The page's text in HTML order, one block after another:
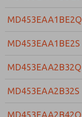
MD453EAA1BE2Q
MD453EAA1BE2S
MD453EAA2B32Q
MD453EAA2B32S
MD453EAA2B42Q